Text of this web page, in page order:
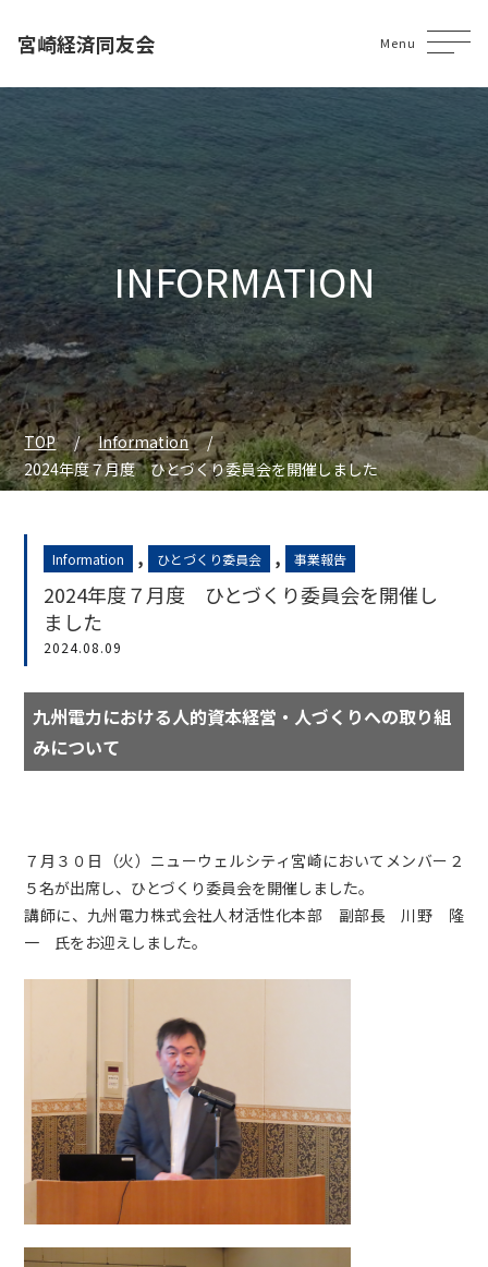
宮崎経済同友会 Menu
INFORMATION
TOP
Information
2024年度７月度 ひとづくり委員会を開催しました
Information , ひとづくり委員会 , 事業報告
2024年度７月度 ひとづくり委員会を開催し
ました
2024.08.09
九州電力における人的資本経営・人づくりへの取り組
みについて
７月３０日（火）ニューウェルシティ宮崎においてメンバー２
５名が出席し、ひとづくり委員会を開催しました。
講師に、九州電力株式会社人材活性化本部 副部長 川野 隆
一 氏をお迎えしました。